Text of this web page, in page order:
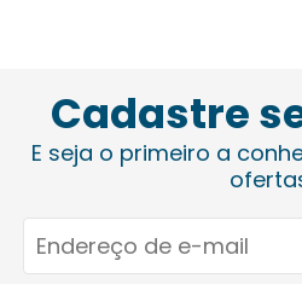
Cadastre
E seja o primeiro a